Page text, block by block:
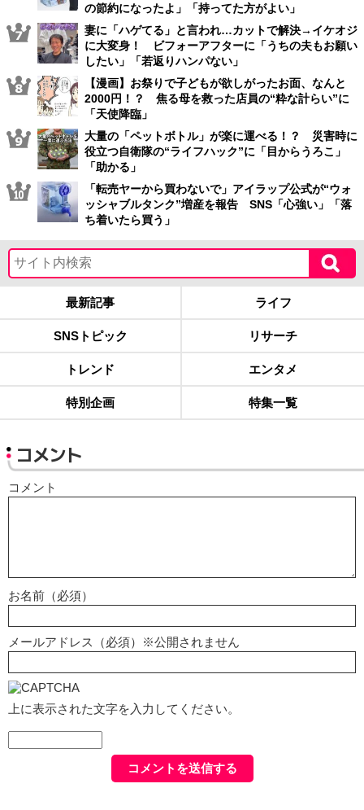
の節約になったよ」「持ってた方がよい」
妻に「ハゲてる」と言われ…カットで解決→イケオジ
に大変身！ ビフォーアフターに「うちの夫もお願い
したい」「若返りハンパない」
【漫画】お祭りで子どもが欲しがったお面、なんと
2000円！？ 焦る母を救った店員の“粋な計らい”に
「天使降臨」
大量の「ペットボトル」が楽に運べる！？ 災害時に
役立つ自衛隊の“ライフハック”に「目からうろこ」
「助かる」
「転売ヤーから買わないで」アイラップ公式が“ウォ
ッシャブルタンク”増産を報告 SNS「心強い」「落
ち着いたら買う」
最新記事 ライフ
SNSトピック リサーチ
トレンド エンタメ
特別企画 特集一覧
コメント
コメント
お名前（必須）
メールアドレス（必須）※公開されません
上に表示された文字を入力してください。